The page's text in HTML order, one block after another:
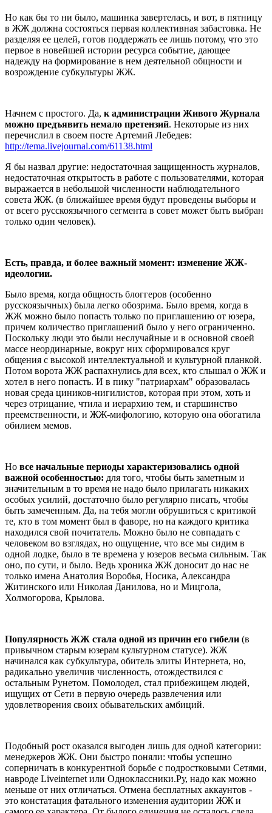
Но как бы то ни было, машинка завертелась, и вот, в пятницу
в ЖЖ должна состояться первая коллективная забастовка. Не
разделяя ее целей, готов поддержать ее лишь потому, что это
первое в новейшей истории ресурса событие, дающее
надежду на формирование в нем деятельной общности и
возрождение субкультуры ЖЖ.
Начнем с простого. Да, к администрации Живого Журнала
можно предъявить немало претензий. Некоторые из них
перечислил в своем посте Артемий Лебедев:
http://tema.livejournal.com/61138.html
Я бы назвал другие: недостаточная защищенность журналов,
недостаточная открытость в работе с пользователями, которая
выражается в небольшой численности наблюдательного
совета ЖЖ. (в ближайшее время будут проведены выборы и
от всего русскоязычного сегмента в совет может быть выбран
только один человек).
Есть, правда, и более важный момент: изменение ЖЖ-
идеологии.
Было время, когда общность блоггеров (особенно
русскоязычных) была легко обозрима. Было время, когда в
ЖЖ можно было попасть только по приглашению от юзера,
причем количество приглашений было у него ограниченно.
Поскольку люди это были неслучайные и в основной своей
массе неординарные, вокруг них сформировался круг
общения с высокой интеллектуальной и культурной планкой.
Потом ворота ЖЖ распахнулись для всех, кто слышал о ЖЖ и
хотел в него попасть. И в пику "патриархам" образовалась
новая среда циников-нигилистов, которая при этом, хоть и
через отрицание, чтила и иерархию тем, и старшинство
преемственности, и ЖЖ-мифологию, которую она обогатила
обилием мемов.
Но все начальные периоды характеризовались одной
важной особенностью: для того, чтобы быть заметным и
значительным в то время не надо было прилагать никаких
особых усилий, достаточно было регулярно писать, чтобы
быть замеченным. Да, на тебя могли обрушиться с критикой
те, кто в том момент был в фаворе, но на каждого критика
находился свой почитатель. Можно было не совпадать с
человеком во взглядах, но ощущение, что все мы сидим в
одной лодке, было в те времена у юзеров весьма сильным. Так
оно, по сути, и было. Ведь хроника ЖЖ доносит до нас не
только имена Анатолия Воробья, Носика, Александра
Житинского или Николая Данилова, но и Мицгола,
Холмогорова, Крылова.
Популярность ЖЖ стала одной из причин его гибели (в
привычном старым юзерам культурном статусе). ЖЖ
начинался как субкультура, обитель элиты Интернета, но,
радикально увеличив численность, отождествился с
остальным Рунетом. Помолодел, стал прибежищем людей,
ищущих от Сети в первую очередь развлечения или
удовлетворения своих обывательских амбиций.
Подобный рост оказался выгоден лишь для одной категории:
менеджеров ЖЖ. Они быстро поняли: чтобы успешно
соперничать в конкурентной борьбе с подростковыми Сетями,
навроде Liveinternet или Одноклассники.Ру, надо как можно
меньше от них отличаться. Отмена бесплатных аккаунтов -
это констатация фатального изменения аудитории ЖЖ и